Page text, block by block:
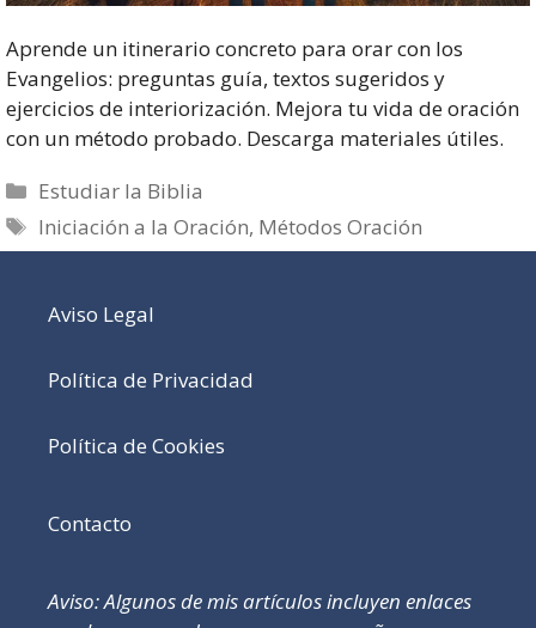
Aprende un itinerario concreto para orar con los
Evangelios: preguntas guía, textos sugeridos y
ejercicios de interiorización. Mejora tu vida de oración
con un método probado. Descarga materiales útiles.
Categorías
Estudiar la Biblia
Etiquetas
Iniciación a la Oración, Métodos Oración
Aviso Legal
Política de Privacidad
Política de Cookies
Contacto
Aviso: Algunos de mis artículos incluyen enlaces